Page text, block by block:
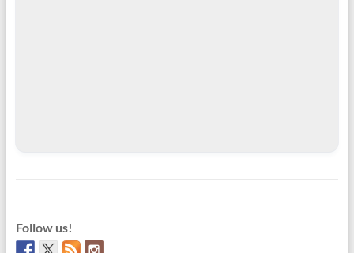
Follow us!